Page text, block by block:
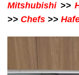
Mitshubishi >>
>> Chefs >>